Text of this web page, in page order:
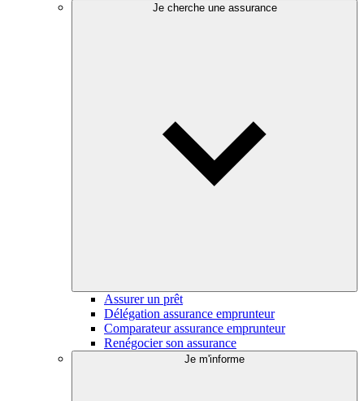
Je cherche une assurance
Assurer un prêt
Délégation assurance emprunteur
Comparateur assurance emprunteur
Renégocier son assurance
Je m'informe